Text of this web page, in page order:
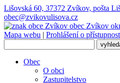
Lišovská 60, 37372 Zvíkov, pošta
obec@zvikovulisova.cz
obec Zvíkov
Mapa webu | Prohlášení o
Obec
O obci
Zastupitelstvo